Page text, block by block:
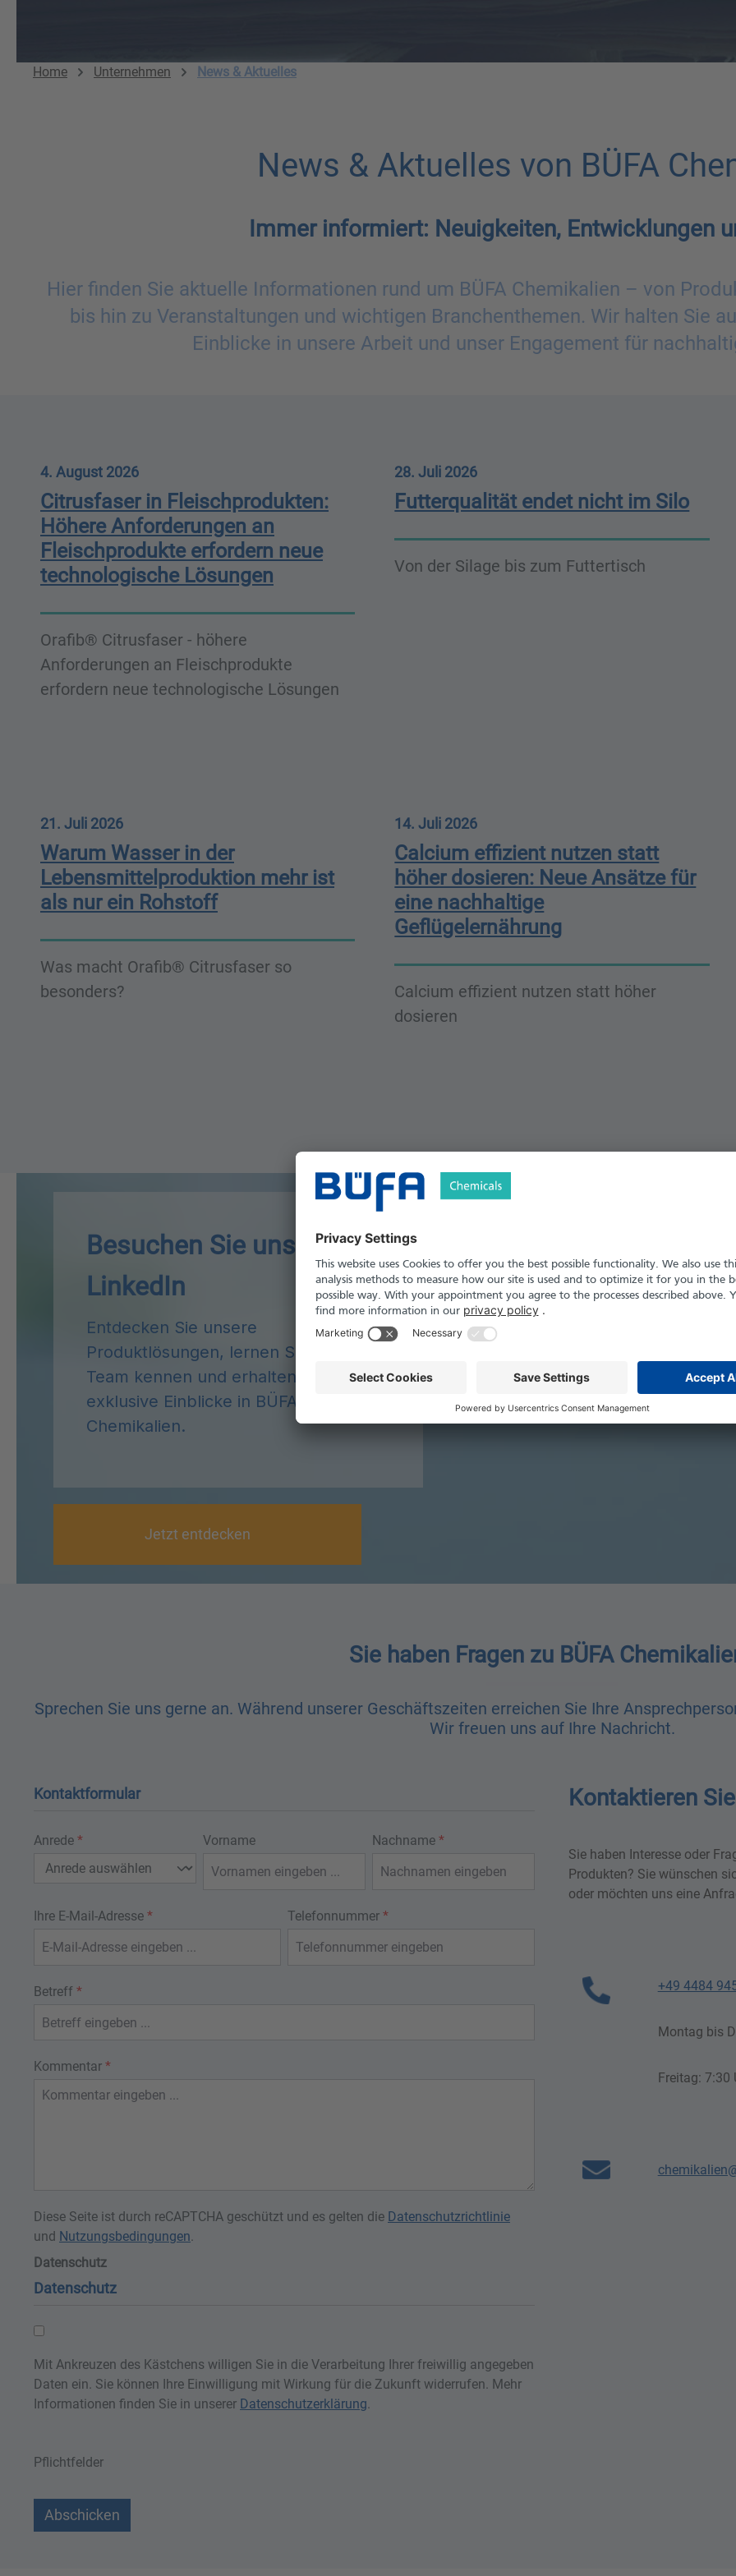
Home Unternehmen News & Aktuelles
News & Aktuelles von BÜFA
Immer informiert: Neuigkeiten, Entwicklungen
Hier finden Sie aktuelle Informationen rund um BÜFA Chemikalien – von
bis hin zu Veranstaltungen und wichtigen Branchenthemen. Wir halten Sie
Einblicke in unsere Arbeit und unser Engagement für
4. August 2026
Citrusfaser in Fleischprodukten:
Höhere Anforderungen an
Fleischprodukte erfordern neue
technologische Lösungen
Orafib® Citrusfaser - höhere
Anforderungen an Fleischprodukte
erfordern neue technologische Lösungen
28. Juli 2026
Futterqualität endet nicht im Silo
Von der Silage bis zum Futtertisch
21. Juli 2026
Warum Wasser in der
Lebensmittelproduktion mehr ist
als nur ein Rohstoff
Was macht Orafib® Citrusfaser so
besonders?
14. Juli 2026
Calcium effizient nutzen statt
höher dosieren: Neue Ansätze für
eine nachhaltige
Geflügelernährung
Calcium effizient nutzen statt höher
dosieren
Besuchen Sie uns auf
LinkedIn
Entdecken Sie unsere
Produktlösungen, lernen Sie unser
Team kennen und erhalten Sie
exklusive Einblicke in BÜFA
Chemikalien.
Jetzt entdecken
Sie haben Fragen zu BÜFA
Sprechen Sie uns gerne an. Während unserer Geschäftszeiten erreichen Sie Ihre
Wir freuen uns auf Ihre Nachricht.
Kontaktformular
Anrede * Vorname Nachname *
Ihre E-Mail-Adresse * Telefonnummer *
Betreff *
Kommentar *
Diese Seite ist durch reCAPTCHA geschützt und es gelten die Datenschutzrichtlinie
und Nutzungsbedingungen.
Datenschutz
Datenschutz
Mit Ankreuzen des Kästchens willigen Sie in die Verarbeitung Ihrer freiwillig angegeben
Daten ein. Sie können Ihre Einwilligung mit Wirkung für die Zukunft widerrufen. Mehr
Informationen finden Sie in unserer Datenschutzerklärung.
Pflichtfelder
Abschicken
Kontaktieren
Sie haben Interesse oder
Produkten? Sie wünschen
oder möchten uns eine
+49 4484
Montag bis
Freitag: 7:30